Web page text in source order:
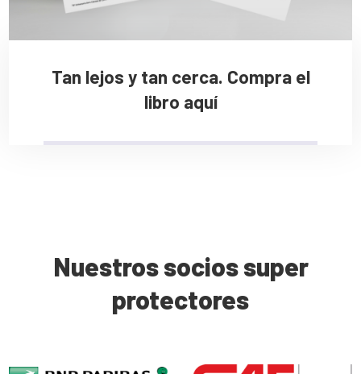
Tan lejos y tan cerca. Compra el
libro aquí
Nuestros socios super
protectores